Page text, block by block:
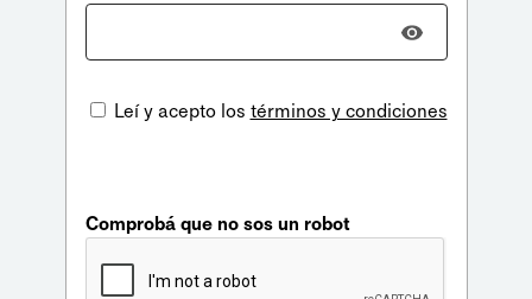
Leí y acepto los términos y condiciones
Comprobá que no sos un robot